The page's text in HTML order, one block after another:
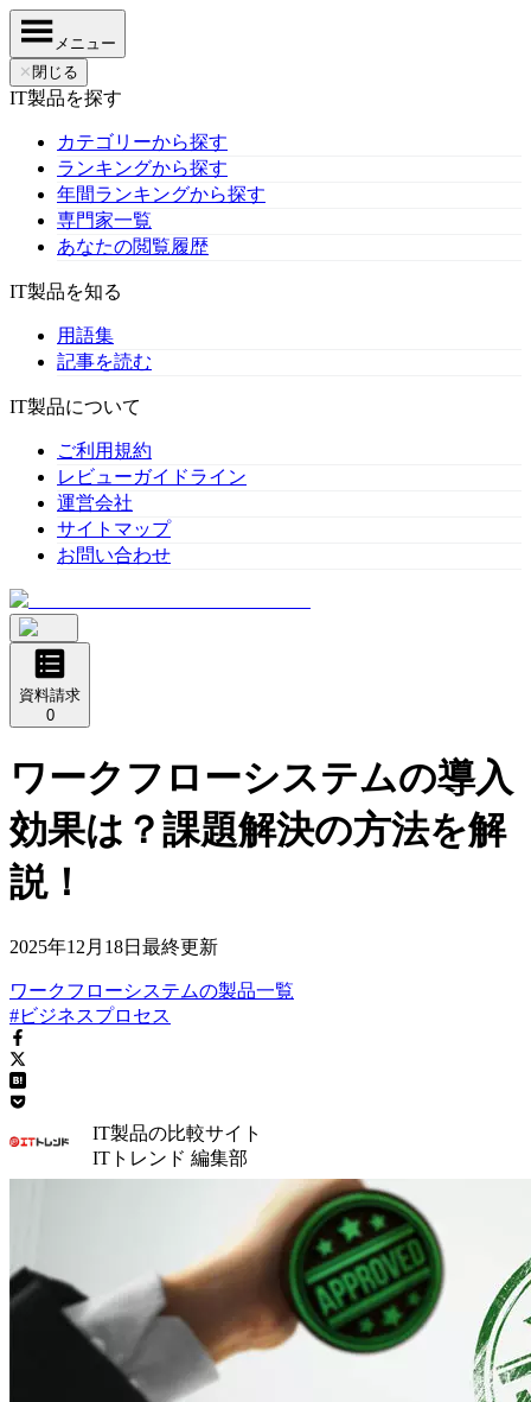
メニュー
✕ 閉じる
IT製品を探す
カテゴリーから探す
ランキングから探す
年間ランキングから探す
専門家一覧
あなたの閲覧履歴
IT製品を知る
用語集
記事を読む
IT製品について
ご利用規約
レビューガイドライン
運営会社
サイトマップ
お問い合わせ
資料請求
0
ワークフローシステムの導入
効果は？課題解決の方法を解
説！
2025年12月18日 最終更新
ワークフローシステムの製品一覧
#ビジネスプロセス
IT製品の比較サイト
ITトレンド 編集部